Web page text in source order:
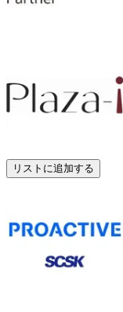
リストに追加する